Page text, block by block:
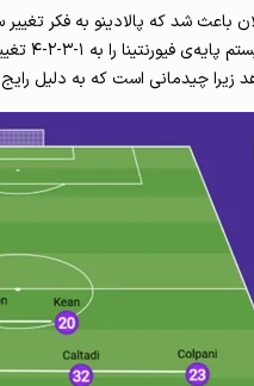
باعث شد که پالادینو به فکر
چیدمانی است که به دلیل